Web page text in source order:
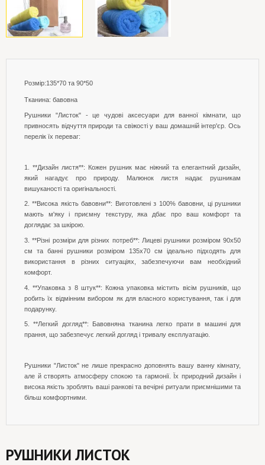
Розмір:135*70 та 90*50
Тканина: бавовна
Рушники "Листок" - це чудові аксесуари для ванної кімнати, що
привносять відчуття природи та свіжості у ваш домашній інтер'єр. Ось
перелік їх переваг:
1. **Дизайн листя**: Кожен рушник має ніжний та елегантний дизайн,
який нагадує про природу. Малюнок листя надає рушникам
вишуканості та оригінальності.
2. **Висока якість бавовни**: Виготовлені з 100% бавовни, ці рушники
мають м'яку і приємну текстуру, яка дбає про ваш комфорт та
доглядає за шкірою.
3. **Різні розміри для різних потреб**: Лицеві рушники розміром 90x50
см та банні рушники розміром 135x70 см ідеально підходять для
використання в різних ситуаціях, забезпечуючи вам необхідний
комфорт.
4. **Упаковка з 8 штук**: Кожна упаковка містить вісім рушників, що
робить їх відмінним вибором як для власного користування, так і для
подарунку.
5. **Легкий догляд**: Бавовняна тканина легко прати в машині для
прання, що забезпечує легкий догляд і тривалу експлуатацію.
Рушники "Листок" не лише прекрасно доповнять вашу ванну кімнату,
але й створять атмосферу спокою та гармонії. Їх природний дизайн і
висока якість зроблять ваші ранкові та вечірні ритуали приємнішими та
більш комфортними.
РУШНИКИ ЛИСТОК